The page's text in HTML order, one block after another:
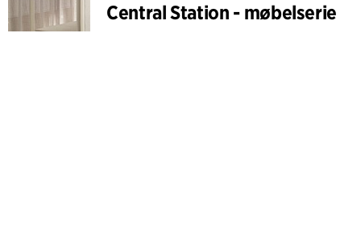
Central Station - møbelserie